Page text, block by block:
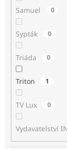
Samuel 0
Sypták 0
Triáda 0
Triton 1
TV Lux 0
Vydavatelství